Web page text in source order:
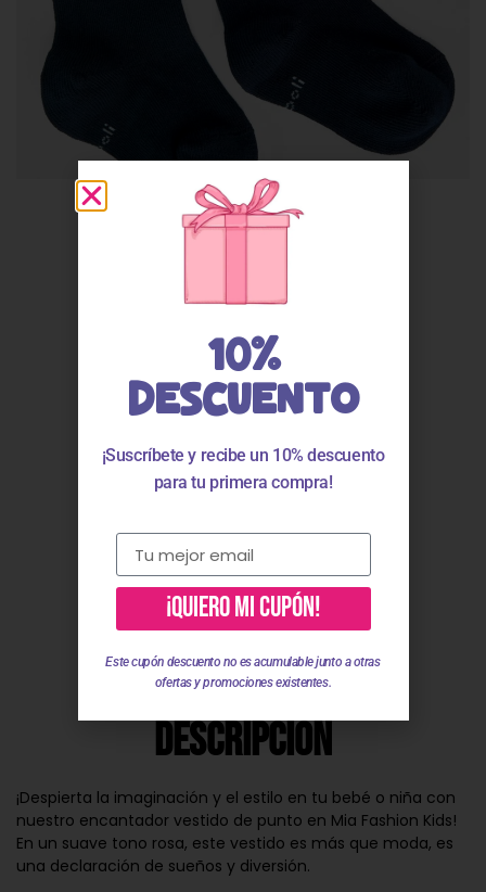
Descripción
¡Despierta la imaginación y el estilo en tu bebé o niña con
nuestro encantador vestido de punto en Mia Fashion Kids!
En un suave tono rosa, este vestido es más que moda, es
una declaración de sueños y diversión.
10%
DESCUENTO
¡Suscríbete y recibe un 10% descuento
para tu primera compra!
¡QUIERO MI CUPÓN!
Este cupón descuento no es acumulable junto a otras
ofertas y promociones existentes.